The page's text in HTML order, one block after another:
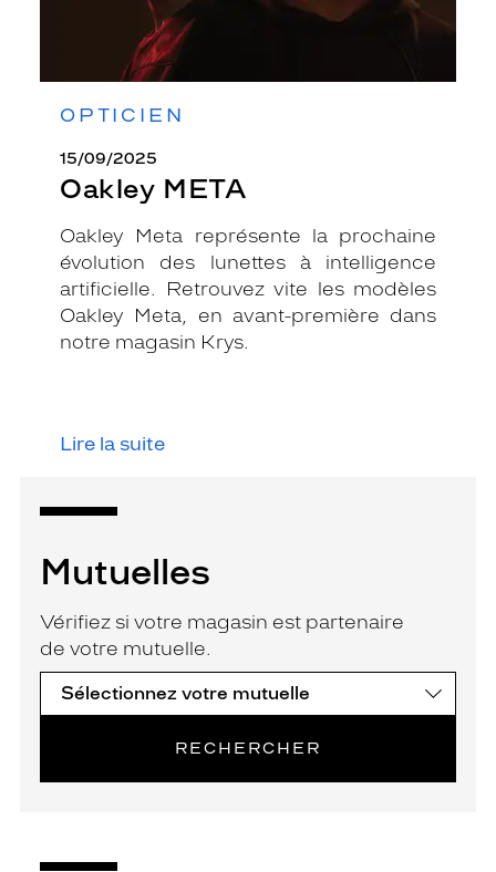
OPTICIEN
15/09/2025
Oakley META
Oakley Meta représente la prochaine
évolution des lunettes à intelligence
artificielle. Retrouvez vite les modèles
Oakley Meta, en avant-première dans
notre magasin Krys.
Lire la suite
Mutuelles
Vérifiez si votre magasin est partenaire
de votre mutuelle.
RECHERCHER